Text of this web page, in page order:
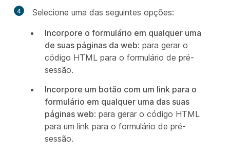
4
Selecione uma das seguintes opções:
Incorpore o formulário em qualquer uma
de suas páginas da web: para gerar o
código HTML para o formulário de pré-
sessão.
Incorpore um botão com um link para o
formulário em qualquer uma das suas
páginas web: para gerar o código HTML
para um link para o formulário de pré-
sessão.